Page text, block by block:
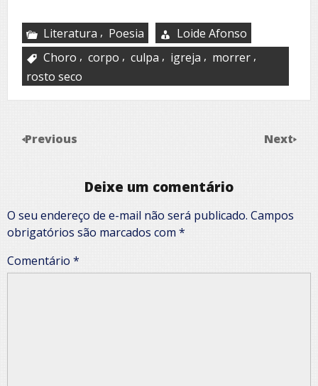
Literatura , Poesia
Loide Afonso
Choro , corpo , culpa , igreja , morrer ,
rosto seco
Previous Next
Deixe um comentário
O seu endereço de e-mail não será publicado. Campos
obrigatórios são marcados com *
Comentário *